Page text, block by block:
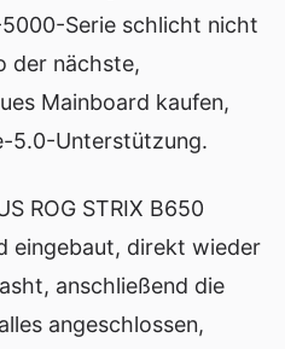
Serie schlicht nicht
der nächste,
Mainboard kaufen,
5.0-Unterstützung.
ROG STRIX B650
eingebaut, direkt wieder
anschließend die
angeschlossen,